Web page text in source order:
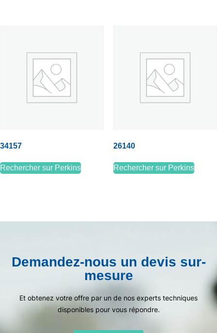
34157
Rechercher sur Perkins
26140
Rechercher sur Perkins
Demandez-nous un devis sur-
mesure
Et obtenez votre offre par un de nos experts techniques
disponibles pour vous répondre.